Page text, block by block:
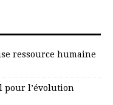
ressource humaine
pour l’évolution